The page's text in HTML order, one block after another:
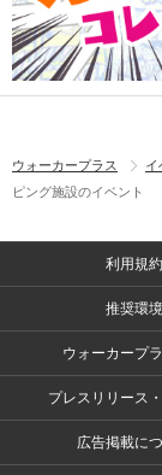
ウォーカープラス イ
ピング施設のイベント
利用規約
推奨環境
ウォーカープ
プレスリリース
広告掲載に